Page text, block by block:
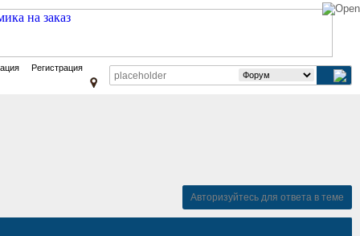
Регистрация
Авторизуйтесь для ответа в теме